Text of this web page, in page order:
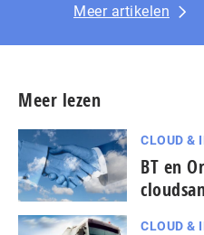
Meer artikelen
Meer lezen
CLOUD &
BT en
CLOUD &